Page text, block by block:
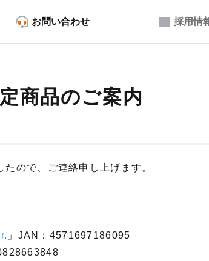
採用情
お問い合わせ
商品のご案内
ので、ご連絡申し上げます。
」JAN：4571697186095